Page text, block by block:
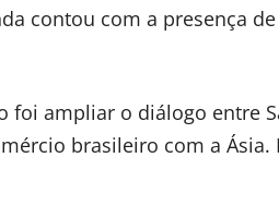
contou com a presença
foi ampliar o diálogo entre
brasileiro com a